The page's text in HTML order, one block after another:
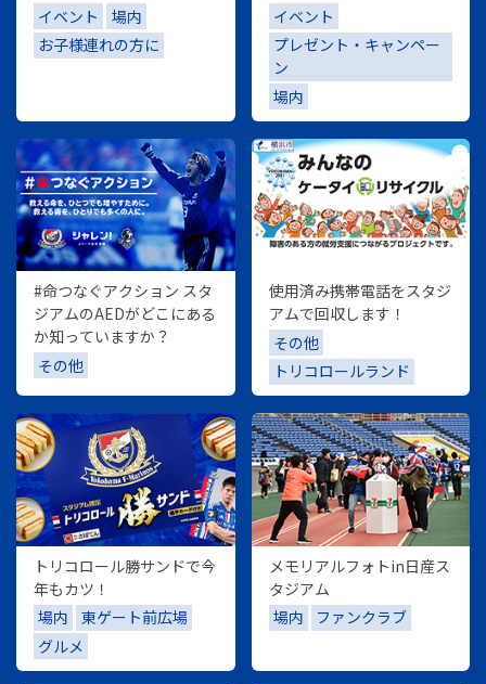
イベント
場内
お子様連れの方に
イベント
プレゼント・キャンペー
ン
場内
#命つなぐアクション スタ
ジアムのAEDがどこにある
か知っていますか？
その他
使用済み携帯電話をスタジ
アムで回収します！
その他
トリコロールランド
トリコロール勝サンドで今
年もカツ！
場内
東ゲート前広場
グルメ
メモリアルフォトin日産ス
タジアム
場内
ファンクラブ